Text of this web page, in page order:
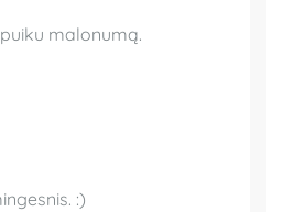
malonumą.
:)